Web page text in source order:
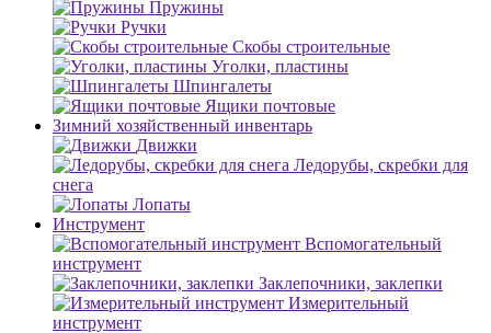
Пружины
Ручки
Скобы строительные
Уголки, пластины
Шпингалеты
Ящики почтовые
Зимний хозяйственный инвентарь
Движки
Ледорубы, скребки для
снега
Лопаты
Инструмент
Вспомогательный
инструмент
Заклепочники, заклепки
Измерительный
инструмент